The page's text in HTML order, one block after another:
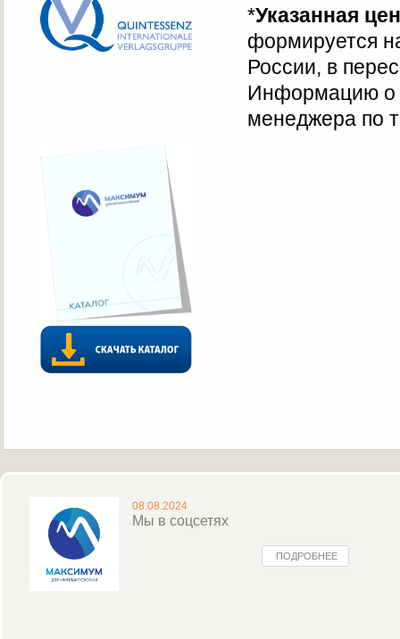
*Указанная
формируется
России, в
Информацию о
менеджера по
08.08.2024
Мы в соцсетях
ПОДРОБНЕЕ